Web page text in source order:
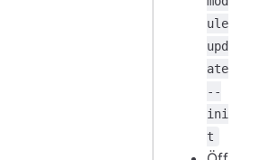
ule
upd
ate
--
ini
t